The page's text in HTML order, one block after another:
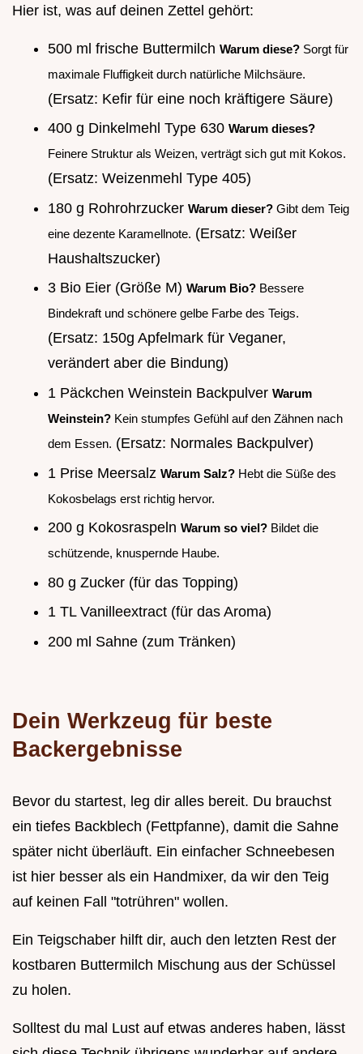
Hier ist, was auf deinen Zettel gehört:
500 ml frische Buttermilch Warum diese? Sorgt für
maximale Fluffigkeit durch natürliche Milchsäure.
(Ersatz: Kefir für eine noch kräftigere Säure)
400 g Dinkelmehl Type 630 Warum dieses?
Feinere Struktur als Weizen, verträgt sich gut mit Kokos.
(Ersatz: Weizenmehl Type 405)
180 g Rohrohrzucker Warum dieser? Gibt dem Teig
eine dezente Karamellnote. (Ersatz: Weißer
Haushaltszucker)
3 Bio Eier (Größe M) Warum Bio? Bessere
Bindekraft und schönere gelbe Farbe des Teigs.
(Ersatz: 150g Apfelmark für Veganer,
verändert aber die Bindung)
1 Päckchen Weinstein Backpulver Warum
Weinstein? Kein stumpfes Gefühl auf den Zähnen nach
dem Essen. (Ersatz: Normales Backpulver)
1 Prise Meersalz Warum Salz? Hebt die Süße des
Kokosbelags erst richtig hervor.
200 g Kokosraspeln Warum so viel? Bildet die
schützende, knuspernde Haube.
80 g Zucker (für das Topping)
1 TL Vanilleextract (für das Aroma)
200 ml Sahne (zum Tränken)
Dein Werkzeug für beste
Backergebnisse
Bevor du startest, leg dir alles bereit. Du brauchst
ein tiefes Backblech (Fettpfanne), damit die Sahne
später nicht überläuft. Ein einfacher Schneebesen
ist hier besser als ein Handmixer, da wir den Teig
auf keinen Fall "totrühren" wollen.
Ein Teigschaber hilft dir, auch den letzten Rest der
kostbaren Buttermilch Mischung aus der Schüssel
zu holen.
Solltest du mal Lust auf etwas anderes haben, lässt